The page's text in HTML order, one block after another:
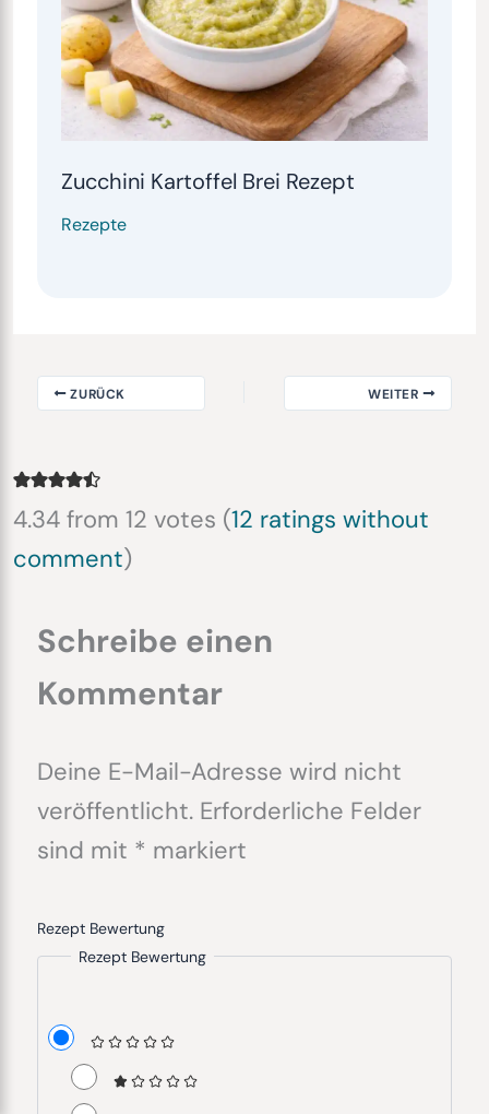
Zucchini Kartoffel Brei Rezept
Rezepte
ZURÜCK WEITER
4.34 from 12 votes (12 ratings without
comment)
Schreibe einen
Kommentar
Deine E-Mail-Adresse wird nicht
veröffentlicht. Erforderliche Felder
sind mit * markiert
Rezept Bewertung
Rezept Bewertung